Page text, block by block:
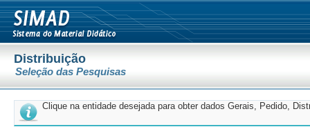
Distribuição
Seleção das Pesquisas
Clique na entidade desejada para obter dados Gerais, Pedido,